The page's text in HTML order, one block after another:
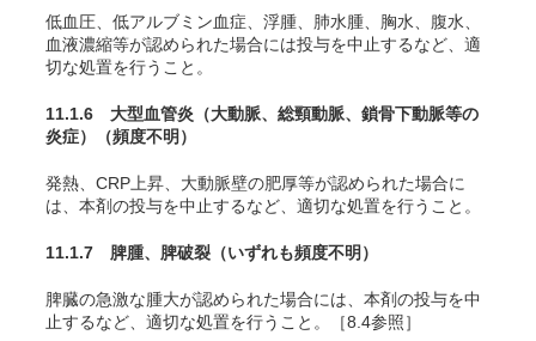
低血圧、低アルブミン血症、浮腫、肺水腫、胸水、腹水、
血液濃縮等が認められた場合には投与を中止するなど、適
切な処置を行うこと。
11.1.6 大型血管炎（大動脈、総頸動脈、鎖骨下動脈等の
炎症）
（頻度不明）
発熱、CRP上昇、大動脈壁の肥厚等が認められた場合に
は、本剤の投与を中止するなど、適切な処置を行うこと。
11.1.7 脾腫、脾破裂 （いずれも頻度不明）
脾臓の急激な腫大が認められた場合には、本剤の投与を中
止するなど、適切な処置を行うこと。［8.4参照］